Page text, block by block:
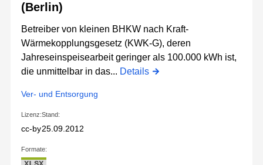
(Berlin)
Betreiber von kleinen BHKW nach Kraft-
Wärmekopplungsgesetz (KWK-G), deren
Jahreseinspeisearbeit geringer als 100.000 kWh ist,
die unmittelbar in das... Details
Ver- und Entsorgung
Lizenz:
cc-by
Stand:
25.09.2012
Formate: